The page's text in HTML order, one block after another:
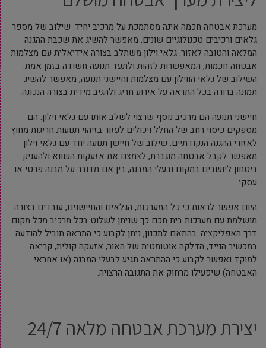
מערכת אבטחה חכמה אינה מסתמכת על מרכיב יחיד. שילוב של מספר
גלאים ורכיבים טכנולוגיים שונים, מאפשר להשיג את שכבת ההגנה
המלאה והטובה לאזור. גלאי וילון משתלב בצורה אידיאלית עם מצלמות
אבטחה חכמות, המאפשרות לזהות ולתעד תנועה חשודה בזמן אמת.
השילוב של גלאי הווילון עם מצלמות וחיישני תנועה, מאפשר להשיג
תמונה ברורה בכל התראה על אירוע חריג ולהגיב מידית בצורה הנכונה.
חיישני תנועה הם מרכיב נוסף שרצוי לשלב אותו עם גלאי וילון. הם
מספקים כיסוי רחב של החלל ויכולים לעזור בזיהוי תנועות חריגות מחוץ
לאזורי ההגנה הנקודתיים. שילוב של חיישן תנועה יחד עם גלאי וילון
מאפשר לקבל אבטחה מוגברת, לצמצם את אזעקות השווא ולהעניק
ביטחון ליושבים במקום ובעלי המבנה, בין אם מדובר על מבנה פרטי או
עסקי.
היום אפשר לראות כי כל המערכות, הגלאים והחיישנים, עובדים בצורה
מושלמת עם מערכות בית חכם כך שניתן לשלוט בכל מרכיב מכל מקום
דרך האפליקציה. בהתאם לתכנון, ניתן לקבוע כי התראה תוביל להודעה
במכשיר הנייד, הדלקה אוטומטית של האור, אזעקה קולית, קריאה
למוקד ואפשר לקבוע כי ההתראה תגיע לבעלי המבנה (או אחראי
האבטחה) שיפעילו מרחוק את התגובה הרצויה.
יצירת מערכת אבטחה מלאה 24/7